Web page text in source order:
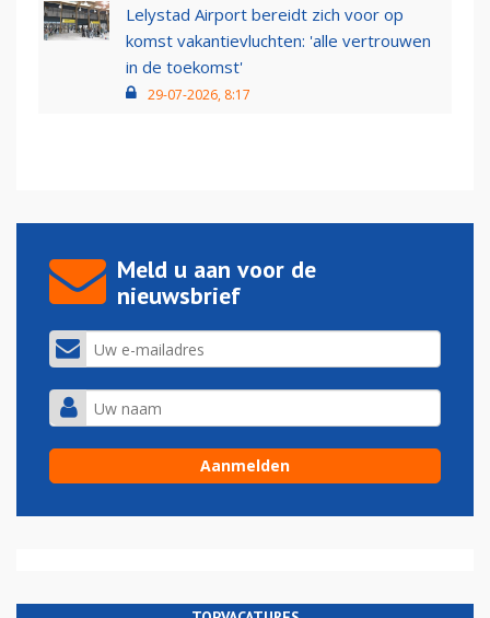
Lelystad Airport bereidt zich voor op
komst vakantievluchten: 'alle vertrouwen
in de toekomst'
29-07-2026, 8:17
Meld u aan voor de
nieuwsbrief